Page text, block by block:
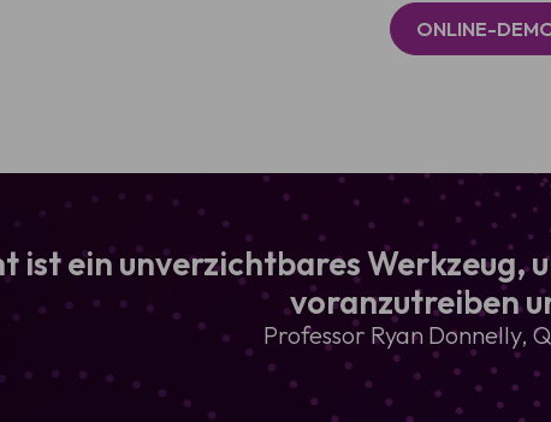
ONLINE-
ist ein unverzichtbares
voranzutreiben
Professor Ryan Donnelly,